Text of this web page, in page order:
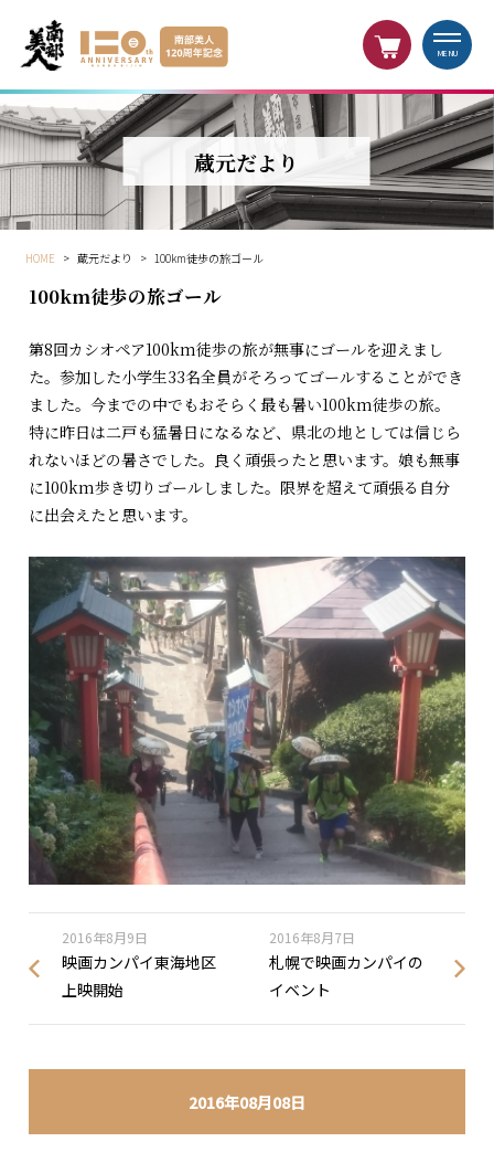
MENU
蔵元だより
HOME > 蔵元だより > 100km徒歩の旅ゴール
2016年08月08日
100km徒歩の旅ゴール
第8回カシオペア100km徒歩の旅が無事にゴールを迎えまし
た。参加した小学生33名全員がそろってゴールすることができ
ました。今までの中でもおそらく最も暑い100km徒歩の旅。
特に昨日は二戸も猛暑日になるなど、県北の地としては信じら
れないほどの暑さでした。良く頑張ったと思います。娘も無事
に100km歩き切りゴールしました。限界を超えて頑張る自分
に出会えたと思います。
2016年8月9日
映画カンパイ東海地区
上映開始
2016年8月7日
札幌で映画カンパイの
イベント